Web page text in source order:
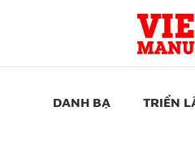
DANH BẠ TRIỂN